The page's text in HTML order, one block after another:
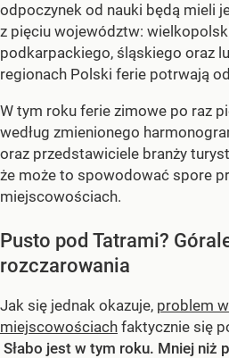
odpoczynek od nauki będą mieli
z pięciu województw:
podkarpackiego, śląskiego oraz
regionach Polski ferie potrwają
W tym roku ferie zimowe po raz
według zmienionego
oraz przedstawiciele branży
że może to spowodować spore
miejscowościach.
Pusto pod Tatrami?
rozczarowania
Jak się jednak okazuje, problem
miejscowościach faktycznie się
Słabo jest w tym roku. Mniej niż